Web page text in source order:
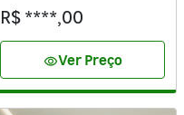
UV Lisa Artens
R$ ****,00
visibilityVer Preço